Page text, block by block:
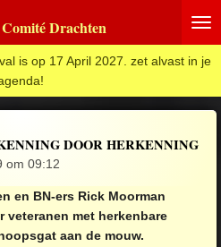
Drachten
is op 17 April 2027. zet alvast in je
DOOR HERKENNING
om 09:12
en BN-ers Rick Moorman
veteranen met herkenbare
aan de mouw.